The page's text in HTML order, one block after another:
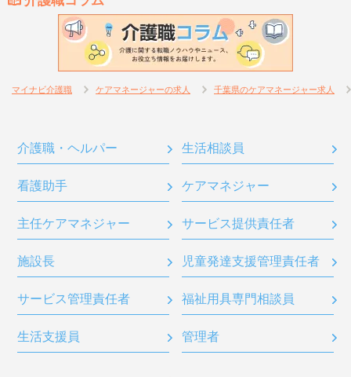
マイナビ介護職 ケアマネージャーの求人 千葉県のケアマネージャー求人
介護職・ヘルパー 生活相談員
看護助手 ケアマネジャー
主任ケアマネジャー サービス提供責任者
施設長 児童発達支援管理責任者
サービス管理責任者 福祉用具専門相談員
生活支援員 管理者